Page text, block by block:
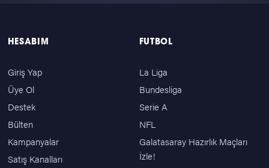
HESABIM
Giriş Yap
Üye Ol
Destek
Bülten
Kampanyalar
Satış Kanalları
FUTBOL
La Liga
Bundesliga
Serie A
NFL
Galatasaray Hazırlık Maçları
İzle!